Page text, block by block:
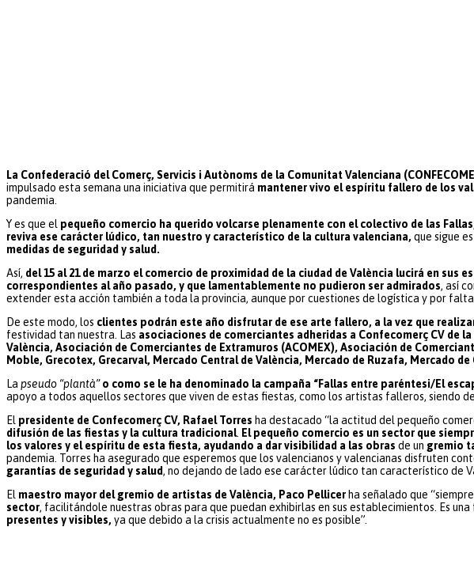
La Confederació del Comerç, Servicis i Autònoms de la Comunitat Valenciana
impulsado esta semana una iniciativa que permitirá mantener vivo el espíritu fallero de los
pandemia.
Y es que el pequeño comercio ha querido volcarse plenamente con el colectivo de las
reviva ese carácter lúdico, tan nuestro y característico de la cultura valenciana, que sigue
medidas de seguridad y salud.
Así, del 15 al 21 de marzo el comercio de proximidad de la ciudad de València lucirá en sus
correspondientes al año pasado, y que lamentablemente no pudieron ser admirados, así
extender esta acción también a toda la provincia, aunque por cuestiones de logística y por
De este modo, los clientes podrán este año disfrutar de ese arte fallero, a la vez que
festividad tan nuestra. Las asociaciones de comerciantes adheridas a Confecomerç CV de la
València, Asociación de Comerciantes de Extramuros (ACOMEX), Asociación de
Moble, Grecotex, Grecarval, Mercado Central de València, Mercado de Ruzafa, Mercado
La pseudo “plantà”o como se le ha denominado la campaña “Fallas entre paréntesi/El
apoyo a todos aquellos sectores que viven de estas fiestas, como los artistas falleros, siendo
El presidente de Confecomerç CV, Rafael Torres ha destacado “la actitud del pequeño
difusión de las fiestas y la cultura tradicional. El pequeño comercio es un sector que
los valores y el espíritu de esta fiesta, ayudando a dar visibilidad a las obras de un gremio
pandemia. Torres ha asegurado que esperemos que los valencianos y valencianas disfruten
garantías de seguridad y salud , no dejando de lado ese carácter lúdico tan característico de
El maestro mayor del gremio de artistas de València, Paco Pellicer ha señalado que
sector, facilitándole nuestras obras para que puedan exhibirlas en sus establecimientos. Es
presentes y visibles, ya que debido a la crisis actualmente no es posible”.